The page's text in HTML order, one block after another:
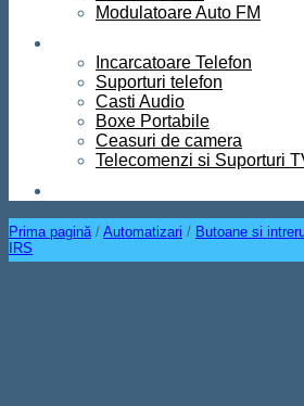
Modulatoare Auto FM
Incarcatoare Telefon
Suporturi telefon
Casti Audio
Boxe Portabile
Ceasuri de camera
Telecomenzi si Suporturi
Prima pagină / Automatizari / Butoane si
IRS